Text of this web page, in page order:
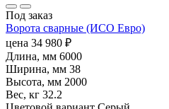
Под заказ
Ворота сварные (ИСО Евро)
цена 34 980 ₽
Длина, мм 6000
Ширина, мм 38
Высота, мм 2000
Вес, кг 32.2